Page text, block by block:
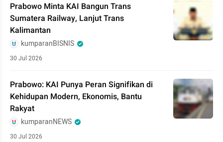
Prabowo Minta KAI Bangun Trans
Sumatera Railway, Lanjut Trans
Kalimantan
kumparanBISNIS
30 Jul 2026
Prabowo: KAI Punya Peran Signifikan di
Kehidupan Modern, Ekonomis, Bantu
Rakyat
kumparanNEWS
30 Jul 2026